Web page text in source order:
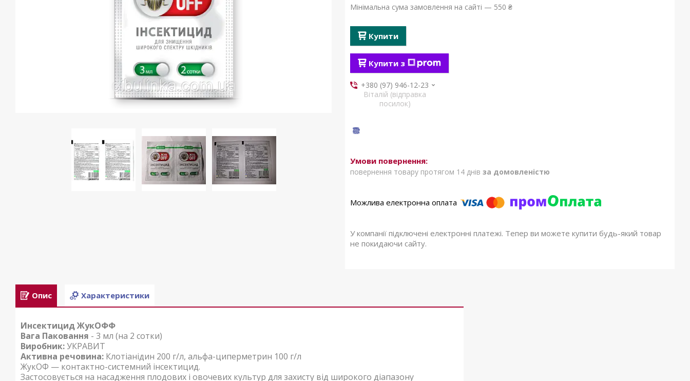
Мінімальна сума замовлення на сайті — 550 ₴
Купити
Купити з
+380 (97) 946-12-23
Віталій (відправка
посилок)
повернення товару протягом 14 днів за домовленістю
У компанії підключені електронні платежі. Тепер ви можете купити будь-який товар
не покидаючи сайту.
Опис Характеристики
Инсектицид ЖукОФФ
Вага Паковання - 3 мл (на 2 сотки)
Виробник:УКРАВИТ
Активна речовина: Клотіанідин 200 г/л, альфа-циперметрин 100 г/л
ЖукОФ — контактно-системний інсектицид.
Застосовується на насадження плодових і овочевих культур для захисту від широкого діапазону